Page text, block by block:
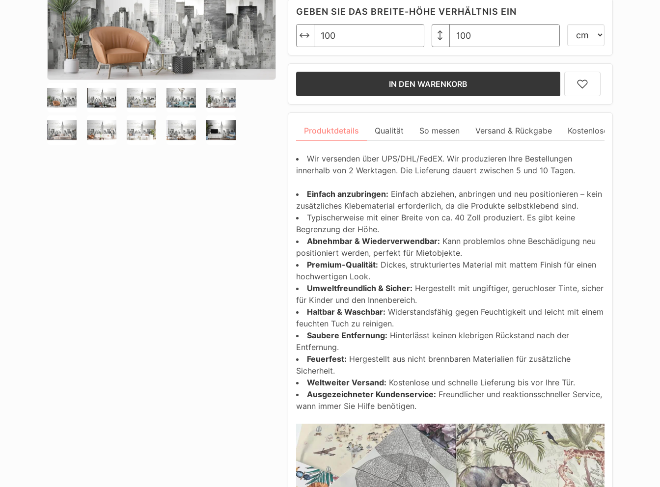
GEBEN SIE DAS BREITE-HÖHE VERHÄLTNIS EIN
IN DEN WARENKORB
Produktdetails Qualität So messen Versand & Rückgabe Kostenlose Anpassung
Wir versenden über UPS/DHL/FedEX. Wir produzieren Ihre Bestellungen
innerhalb von 2 Werktagen. Die Lieferung dauert zwischen 5 und 10 Tagen.
Einfach anzubringen: Einfach abziehen, anbringen und neu positionieren – kein
zusätzliches Klebematerial erforderlich, da die Produkte selbstklebend sind.
Typischerweise mit einer Breite von ca. 40 Zoll produziert. Es gibt keine
Begrenzung der Höhe.
Abnehmbar & Wiederverwendbar: Kann problemlos ohne Beschädigung neu
positioniert werden, perfekt für Mietobjekte.
Premium-Qualität: Dickes, strukturiertes Material mit mattem Finish für einen
hochwertigen Look.
Umweltfreundlich & Sicher: Hergestellt mit ungiftiger, geruchloser Tinte, sicher
für Kinder und den Innenbereich.
Haltbar & Waschbar: Widerstandsfähig gegen Feuchtigkeit und leicht mit einem
feuchten Tuch zu reinigen.
Saubere Entfernung: Hinterlässt keinen klebrigen Rückstand nach der
Entfernung.
Feuerfest: Hergestellt aus nicht brennbaren Materialien für zusätzliche
Sicherheit.
Weltweiter Versand: Kostenlose und schnelle Lieferung bis vor Ihre Tür.
Ausgezeichneter Kundenservice: Freundlicher und reaktionsschneller Service,
wann immer Sie Hilfe benötigen.